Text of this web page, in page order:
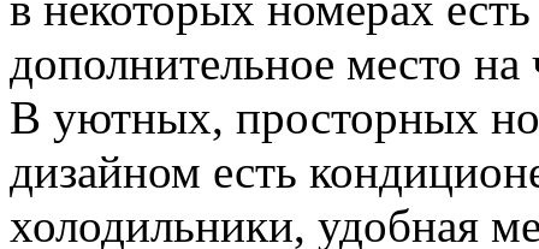
дополнительное место на
В уютных, просторных
дизайном есть
холодильники, удобная